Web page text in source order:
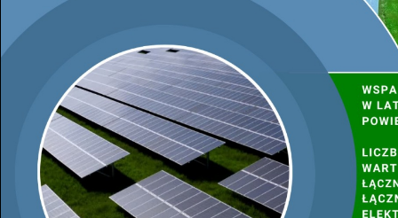
WSPIERAMY